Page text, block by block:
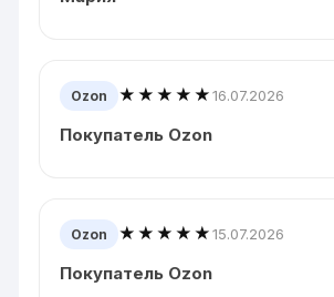
Ozon ★★★★★16.07.2026
Покупатель Ozon
Ozon ★★★★★15.07.2026
Покупатель Ozon